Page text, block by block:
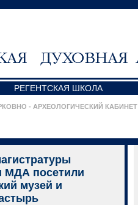
РЕГЕНТСКАЯ ШКОЛА
- АРХЕОЛОГИЧЕСКИЙ КАБИНЕТ
МДА посетили
музей и